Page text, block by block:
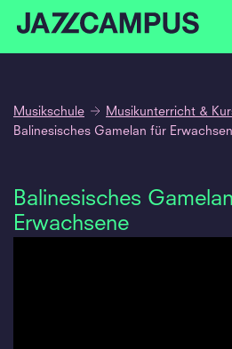
Musikschule Musikunterricht &
Balinesisches Gamelan für
Balinesisches
Erwachsene